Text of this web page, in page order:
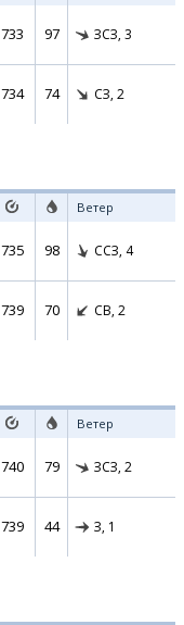
733 97 ЗСЗ, 3
734 74 СЗ, 2
Ветер
735 98 ССЗ, 4
739 70 СВ, 2
Ветер
740 79 ЗСЗ, 2
739 44 З, 1